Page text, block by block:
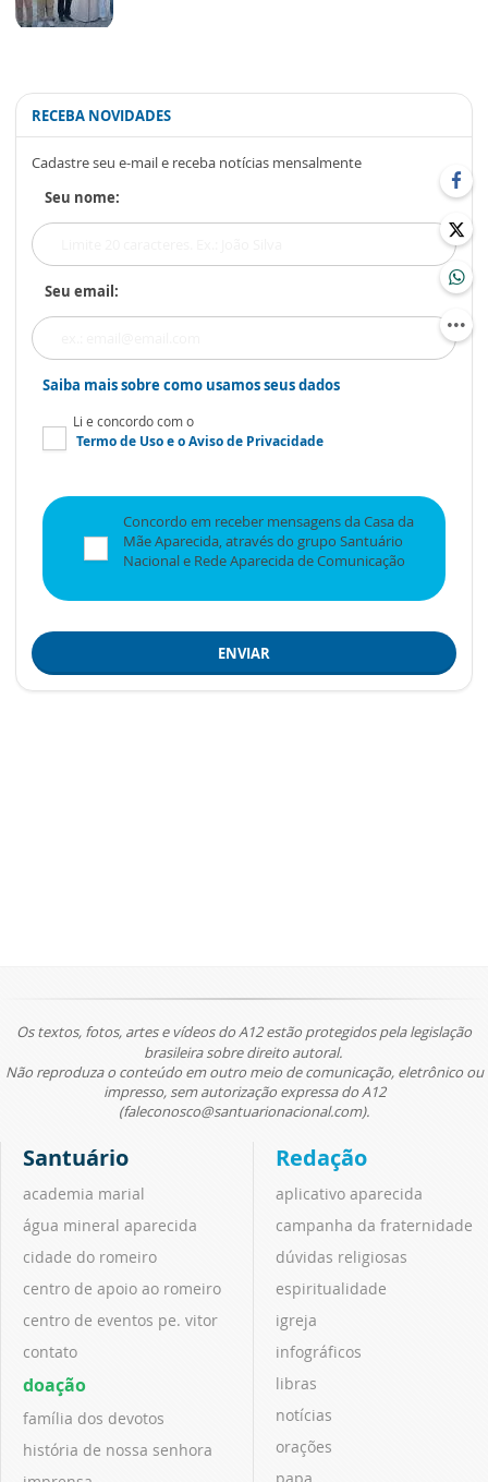
RECEBA NOVIDADES
Cadastre seu e-mail e receba notícias mensalmente
Seu nome:
Seu email:
Saiba mais sobre como usamos seus dados
Li e concordo com o
Termo de Usoe oAviso de Privacidade
Concordo em receber mensagens da Casa da
Mãe Aparecida, através do grupo Santuário
Nacional e Rede Aparecida de Comunicação
ENVIAR
Os textos, fotos, artes e vídeos do A12 estão protegidos pela legislação
brasileira sobre direito autoral.
Não reproduza o conteúdo em outro meio de comunicação, eletrônico ou
impresso, sem autorização expressa do A12
(faleconosco@santuarionacional.com).
Santuário
academia marial
água mineral aparecida
cidade do romeiro
centro de apoio ao romeiro
centro de eventos pe. vitor
contato
doação
família dos devotos
história de nossa senhora
Redação
aplicativo aparecida
campanha da fraternidade
dúvidas religiosas
espiritualidade
igreja
infográficos
libras
notícias
orações
papa